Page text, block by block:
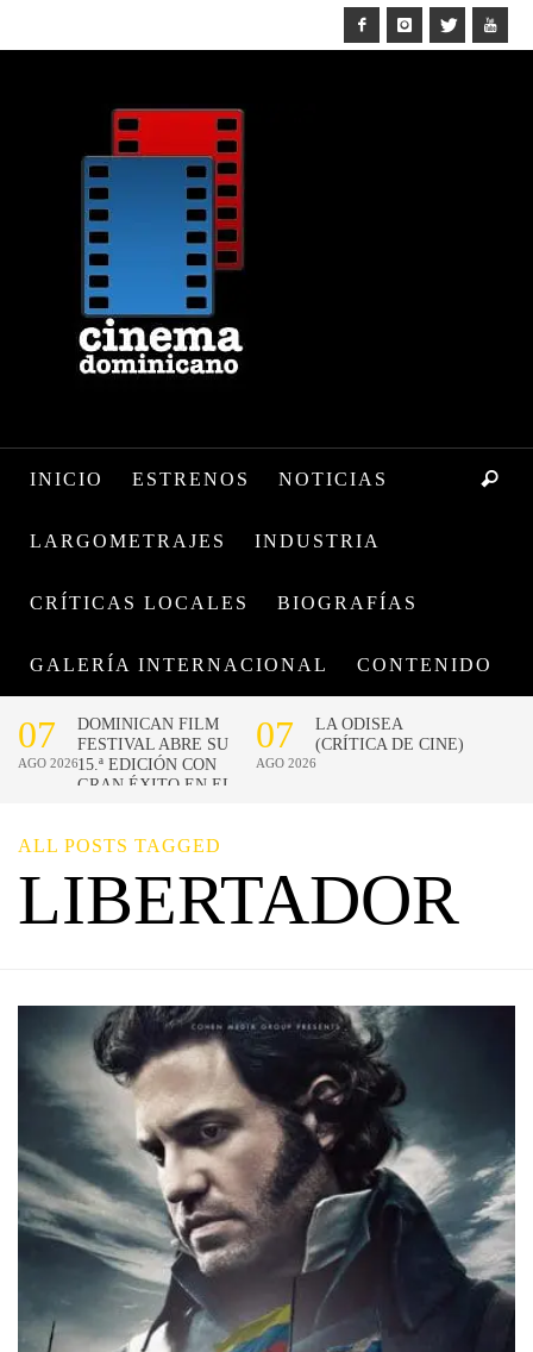
INICIO ESTRENOS NOTICIAS
LARGOMETRAJES INDUSTRIA
CRÍTICAS LOCALES BIOGRAFÍAS
GALERÍA INTERNACIONAL CONTENIDO
ALL POSTS TAGGED
LIBERTADOR